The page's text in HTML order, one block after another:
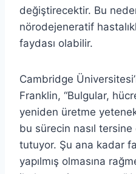
değiştirecektir. Bu
nörodejeneratif
faydası olabilir.
Cambridge
Franklin, “Bulgular,
yeniden üretme
bu sürecin nasıl tersine
tutuyor. Şu ana kadar
yapılmış olmasına